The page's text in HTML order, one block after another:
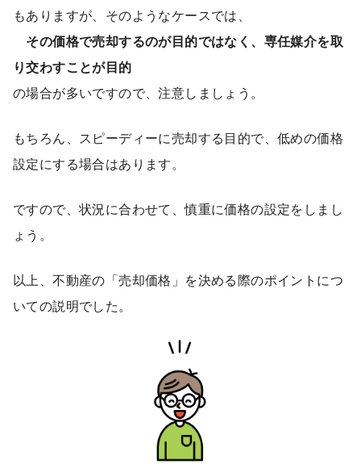
もありますが、そのようなケースでは、
その価格で売却するのが目的ではなく、専任媒介を取
り交わすことが目的
の場合が多いですので、注意しましょう。
もちろん、スピーディーに売却する目的で、低めの価格
設定にする場合はあります。
ですので、状況に合わせて、慎重に価格の設定をしまし
ょう。
以上、不動産の「売却価格」を決める際のポイントにつ
いての説明でした。